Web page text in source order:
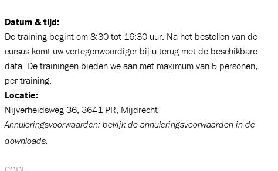
Datum & tijd:
De training begint om 8:30 tot 16:30 uur. Na het bestellen van de
cursus komt uw vertegenwoordiger bij u terug met de beschikbare
data. De trainingen bieden we aan met maximum van 5 personen,
per training.
Locatie:
Nijverheidsweg 36, 3641 PR, Mijdrecht
Annuleringsvoorwaarden: bekijk de annuleringsvoorwaarden in de
downloads.